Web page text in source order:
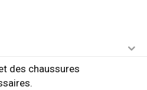
des chaussures